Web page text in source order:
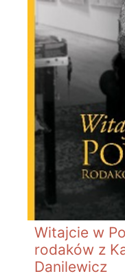
Witajcie w
rodaków z
Danilewicz